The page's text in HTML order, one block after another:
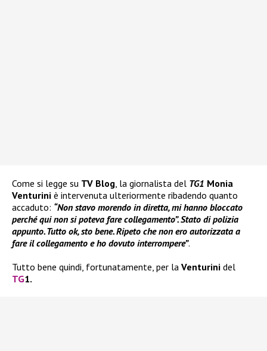
Come si legge su TV Blog, la giornalista del TG1 Monia
Venturini è intervenuta ulteriormente ribadendo quanto
accaduto: “Non stavo morendo in diretta, mi hanno bloccato
perché qui non si poteva fare collegamento”. Stato di polizia
appunto. Tutto ok, sto bene. Ripeto che non ero autorizzata a
fare il collegamento e ho dovuto interrompere”.
Tutto bene quindi, fortunatamente, per la Venturini del
TG1.